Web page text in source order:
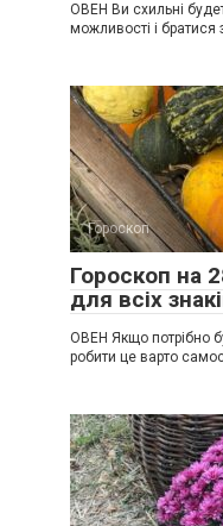
ОВЕН Ви схильні
можливості і братися
Гороскоп
Гороскоп на
для всіх
ОВЕН Якщо потрібно
робити це варто